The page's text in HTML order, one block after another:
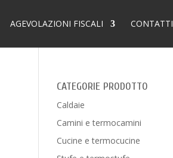
AGEVOLAZIONI FISCALI CONTATTI
CATEGORIE PRODOTTO
Caldaie
Camini e termocamini
Cucine e termocucine